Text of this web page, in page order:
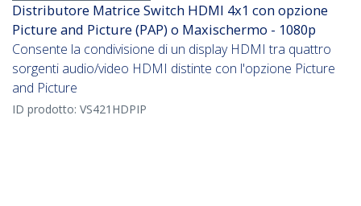
Distributore Matrice Switch HDMI 4x1 con opzione
Picture and Picture (PAP) o Maxischermo - 1080p
Consente la condivisione di un display HDMI tra quattro
sorgenti audio/video HDMI distinte con l'opzione Picture
and Picture
ID prodotto: VS421HDPIP